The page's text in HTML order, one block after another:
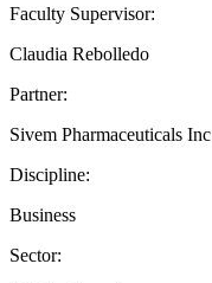
Faculty Supervisor:
Claudia Rebolledo
Partner:
Sivem Pharmaceuticals Inc
Discipline:
Business
Sector: